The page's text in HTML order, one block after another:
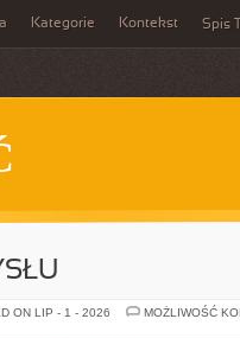
Kategorie Kontekst Spis
ON LIP - 1 - 2026
MOŻLIWOŚĆ